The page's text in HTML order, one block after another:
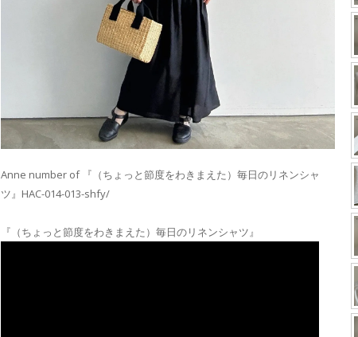
Anne number of 『（ちょっと節度をわきまえた）毎日のリネンシャ
ツ』HAC-014-013-shfy/
『（ちょっと節度をわきまえた）毎日のリネンシャツ』